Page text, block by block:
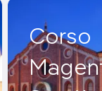
Corso